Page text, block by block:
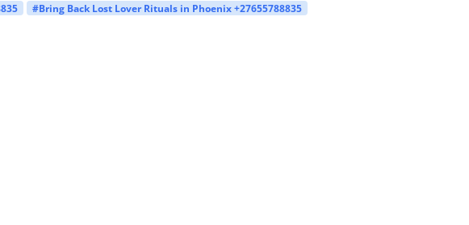
#Bring Back Lost Lover Rituals in Phoenix +27655788835